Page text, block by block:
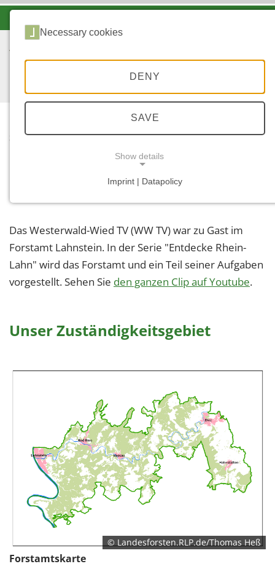
STARTSEITE ... WIR
Das Forstamt stellt sich vor
Das Westerwald-Wied TV (WW TV) war zu Gast im
Forstamt Lahnstein. In der Serie "Entdecke Rhein-
Lahn" wird das Forstamt und ein Teil seiner Aufgaben
vorgestellt. Sehen Sie den ganzen Clip auf Youtube.
Unser Zuständigkeitsgebiet
© Landesforsten.RLP.de/Thomas Heß
Forstamtskarte
Necessary cookies
DENY
SAVE
Show details
Imprint | Datapolicy